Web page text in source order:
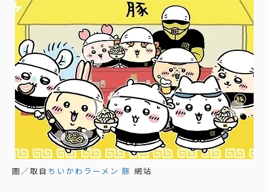
圖／取自 ちいかわラーメン 豚 網站